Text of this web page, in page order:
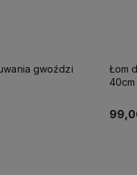
gwoździ
Łom